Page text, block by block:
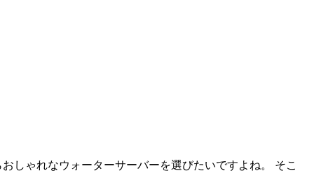
しゃれなウォーターサーバーを選びたいですよね。 そこ